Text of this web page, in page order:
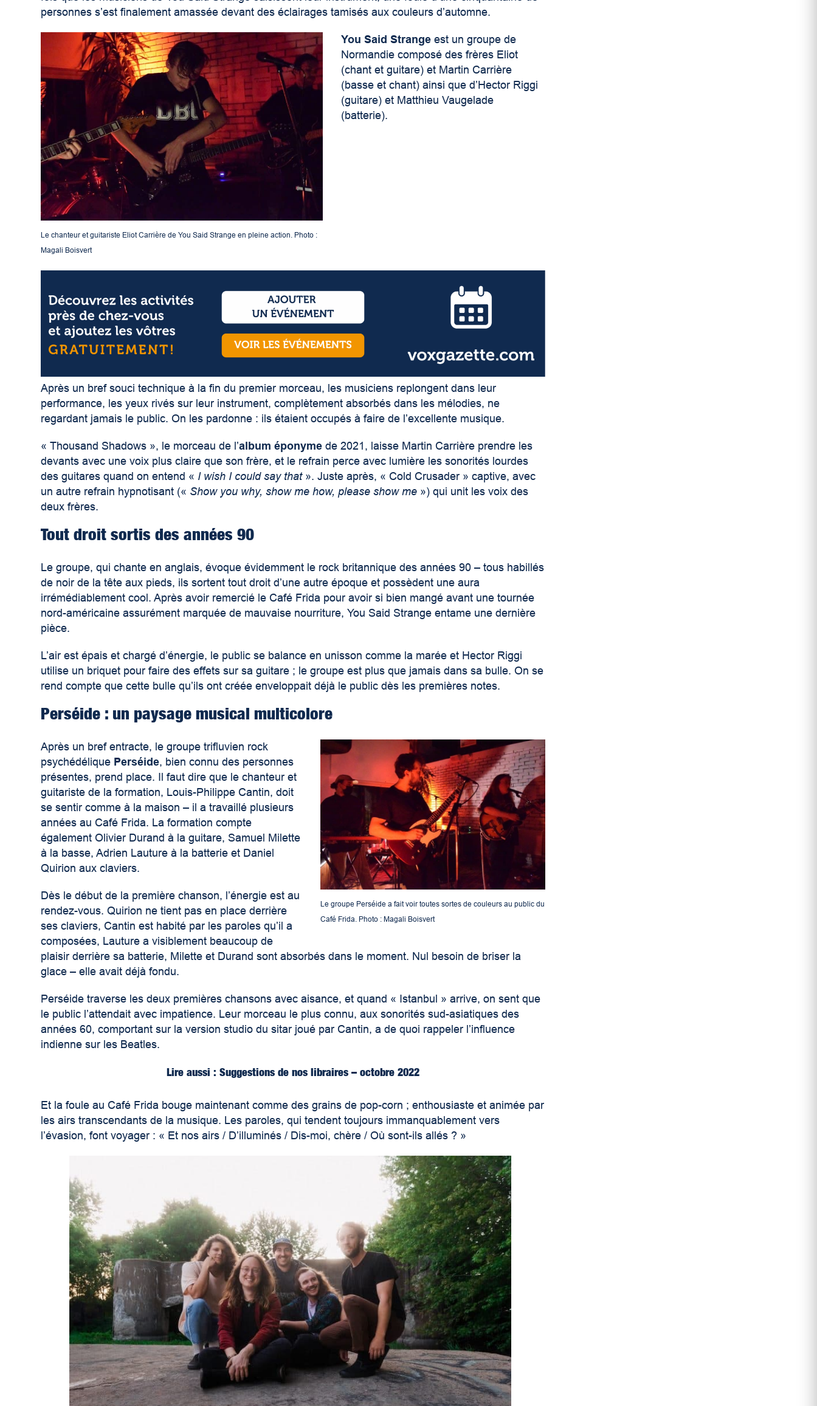
personnes s’est finalement amassée devant des éclairages tamisés aux couleurs d’automne.
Le chanteur et guitariste Eliot Carrière de You Said Strange en pleine action. Photo :
Magali Boisvert
You Said Strange est un groupe de
Normandie composé des frères Eliot
(chant et guitare) et Martin Carrière
(basse et chant) ainsi que d’Hector Riggi
(guitare) et Matthieu Vaugelade
(batterie).
Après un bref souci technique à la fin du premier morceau, les musiciens replongent dans leur
performance, les yeux rivés sur leur instrument, complètement absorbés dans les mélodies, ne
regardant jamais le public. On les pardonne : ils étaient occupés à faire de l’excellente musique.
« Thousand Shadows », le morceau de l’album éponyme de 2021, laisse Martin Carrière prendre les
devants avec une voix plus claire que son frère, et le refrain perce avec lumière les sonorités lourdes
des guitares quand on entend « I wish I could say that». Juste après, « Cold Crusader » captive, avec
un autre refrain hypnotisant (« Show you why, show me how, please show me ») qui unit les voix des
deux frères.
Tout droit sortis des années 90
Le groupe, qui chante en anglais, évoque évidemment le rock britannique des années 90 – tous habillés
de noir de la tête aux pieds, ils sortent tout droit d’une autre époque et possèdent une aura
irrémédiablement cool. Après avoir remercié le Café Frida pour avoir si bien mangé avant une tournée
nord-américaine assurément marquée de mauvaise nourriture, You Said Strange entame une dernière
pièce.
L’air est épais et chargé d’énergie, le public se balance en unisson comme la marée et Hector Riggi
utilise un briquet pour faire des effets sur sa guitare ; le groupe est plus que jamais dans sa bulle. On se
rend compte que cette bulle qu’ils ont créée enveloppait déjà le public dès les premières notes.
Perséide : un paysage musical multicolore
Le groupe Perséide a fait voir toutes sortes de couleurs au public du
Café Frida. Photo : Magali Boisvert
Après un bref entracte, le groupe trifluvien rock
psychédélique Perséide, bien connu des personnes
présentes, prend place. Il faut dire que le chanteur et
guitariste de la formation, Louis-Philippe Cantin, doit
se sentir comme à la maison – il a travaillé plusieurs
années au Café Frida. La formation compte
également Olivier Durand à la guitare, Samuel Milette
à la basse, Adrien Lauture à la batterie et Daniel
Quirion aux claviers.
Dès le début de la première chanson, l’énergie est au
rendez-vous. Quirion ne tient pas en place derrière
ses claviers, Cantin est habité par les paroles qu’il a
composées, Lauture a visiblement beaucoup de
plaisir derrière sa batterie, Milette et Durand sont absorbés dans le moment. Nul besoin de briser la
glace – elle avait déjà fondu.
Perséide traverse les deux premières chansons avec aisance, et quand « Istanbul » arrive, on sent que
le public l’attendait avec impatience. Leur morceau le plus connu, aux sonorités sud-asiatiques des
années 60, comportant sur la version studio du sitar joué par Cantin, a de quoi rappeler l’influence
indienne sur les Beatles.
Lire aussi : Suggestions de nos libraires – octobre 2022
Et la foule au Café Frida bouge maintenant comme des grains de pop-corn ; enthousiaste et animée par
les airs transcendants de la musique. Les paroles, qui tendent toujours immanquablement vers
l’évasion, font voyager : « Et nos airs / D’illuminés / Dis-moi, chère / Où sont-ils allés ? »